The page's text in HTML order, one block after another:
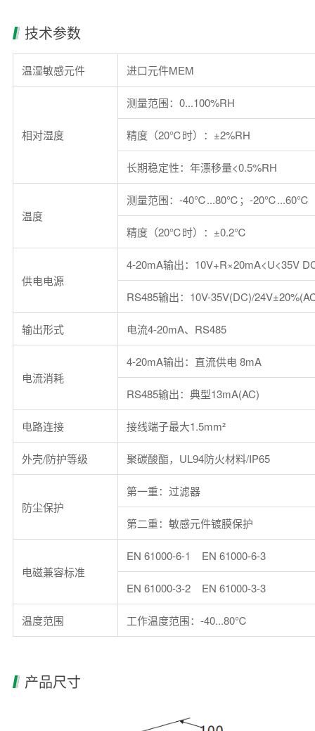
技术参数
温湿敏感元件 进口元件MEM
相对湿度
测量范围：0...100%RH
精度（20℃时）：±2%RH
长期稳定性：年漂移量<0.5%RH
温度
测量范围：-40℃...80℃；-20℃...60℃
精度（20℃时）：±0.2℃
供电电源
4-20mA输出：10V+R×20mA<U<35V
RS485输出：10V-35V(DC)/
输出形式 电流4-20mA、RS485
电流消耗
4-20mA输出：直流供电 8mA
RS485输出：典型13mA(AC)
电路连接 接线端子最大1.5mm²
外壳/防护等级 聚碳酸酯，UL94防火材料/IP65
防尘保护
第一重：过滤器
第二重：敏感元件镀膜保护
电磁兼容标准
EN 61000-6-1 EN 61000-6-3
EN 61000-3-2 EN 61000-3-3
温度范围 工作温度范围：-40...80℃
产品尺寸